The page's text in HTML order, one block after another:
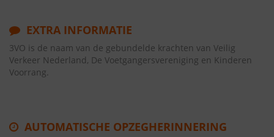
EXTRA INFORMATIE
3VO is de naam van de gebundelde krachten van Veilig
Verkeer Nederland, De Voetgangersvereniging en Kinderen
Voorrang.
AUTOMATISCHE OPZEGHERINNERING